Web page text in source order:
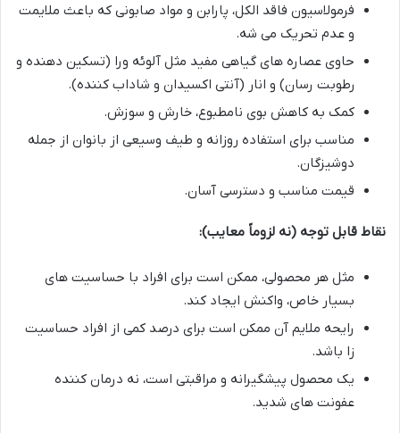
فرمولاسیون فاقد الکل، پارابن و مواد صابونی که باعث ملایمت
و عدم تحریک می شه.
حاوی عصاره های گیاهی مفید مثل آلوئه ورا (تسکین دهنده و
رطوبت رسان) و انار (آنتی اکسیدان و شاداب کننده).
کمک به کاهش بوی نامطبوع، خارش و سوزش.
مناسب برای استفاده روزانه و طیف وسیعی از بانوان از جمله
دوشیزگان.
قیمت مناسب و دسترسی آسان.
نقاط قابل توجه (نه لزوماً معایب):
مثل هر محصولی، ممکن است برای افراد با حساسیت های
بسیار خاص، واکنش ایجاد کند.
رایحه ملایم آن ممکن است برای درصد کمی از افراد حساسیت
زا باشد.
یک محصول پیشگیرانه و مراقبتی است، نه درمان کننده
عفونت های شدید.